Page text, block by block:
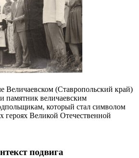
Величаевском (Ставропольский край)
памятник величаевским
который стал символом
Великой Отечественной
подвига